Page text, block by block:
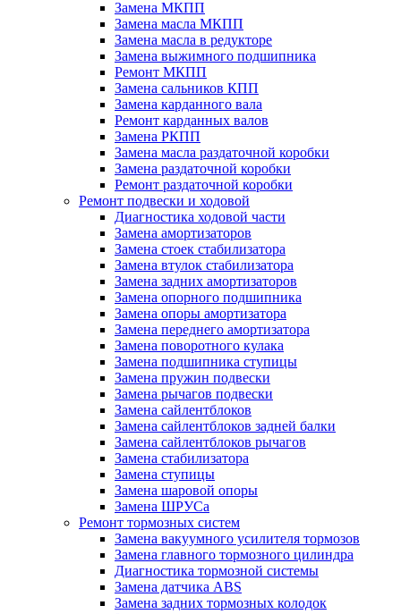
Замена МКПП
Замена масла МКПП
Замена масла в редукторе
Замена выжимного подшипника
Ремонт МКПП
Замена сальников КПП
Замена карданного вала
Ремонт карданных валов
Замена РКПП
Замена масла раздаточной коробки
Замена раздаточной коробки
Ремонт раздаточной коробки
Ремонт подвески и ходовой
Диагностика ходовой части
Замена амортизаторов
Замена стоек стабилизатора
Замена втулок стабилизатора
Замена задних амортизаторов
Замена опорного подшипника
Замена опоры амортизатора
Замена переднего амортизатора
Замена поворотного кулака
Замена подшипника ступицы
Замена пружин подвески
Замена рычагов подвески
Замена сайлентблоков
Замена сайлентблоков задней балки
Замена сайлентблоков рычагов
Замена стабилизатора
Замена ступицы
Замена шаровой опоры
Замена ШРУСа
Ремонт тормозных систем
Замена вакуумного усилителя тормозов
Замена главного тормозного цилиндра
Диагностика тормозной системы
Замена датчика ABS
Замена задних тормозных колодок